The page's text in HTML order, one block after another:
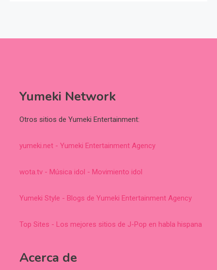
Yumeki Network
Otros sitios de Yumeki Entertainment:
yumeki.net - Yumeki Entertainment Agency
wota.tv - Música idol - Movimiento idol
Yumeki Style - Blogs de Yumeki Entertainment Agency
Top Sites - Los mejores sitios de J-Pop en habla hispana
Acerca de